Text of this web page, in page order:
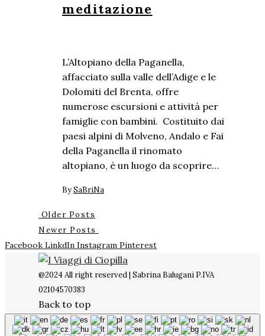
meditazione
L’Altopiano della Paganella,
affacciato sulla valle dell’Adige e le
Dolomiti del Brenta, offre
numerose escursioni e attività per
famiglie con bambini. Costituito dai
paesi alpini di Molveno, Andalo e Fai
della Paganella il rinomato
altopiano, è un luogo da scoprire…
BySaBriNa
Older Posts
Newer Posts
Facebook LinkdIn Instagram Pinterest
@2024 All right reserved | Sabrina Balugani P.IVA
02104570383
Back to top